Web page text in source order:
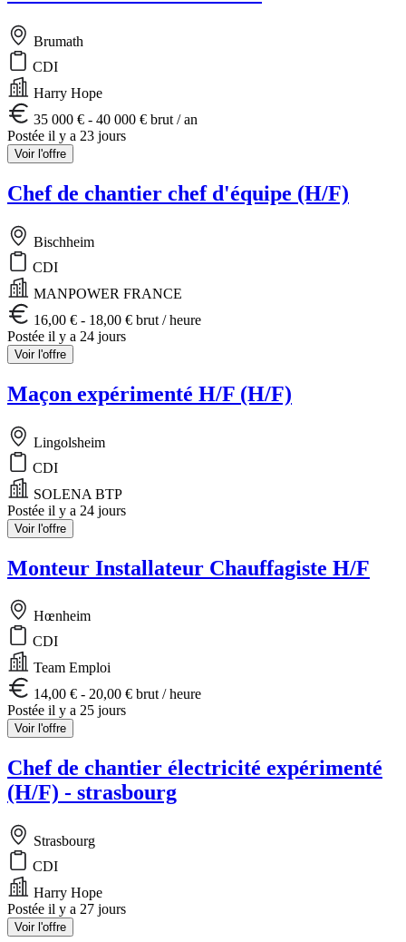
Brumath
CDI
Harry Hope
35 000 € - 40 000 € brut / an
Postée il y a 23 jours
Voir l'offre
Chef de chantier chef d'équipe (H/F)
Bischheim
CDI
MANPOWER FRANCE
16,00 € - 18,00 € brut / heure
Postée il y a 24 jours
Voir l'offre
Maçon expérimenté H/F (H/F)
Lingolsheim
CDI
SOLENA BTP
Postée il y a 24 jours
Voir l'offre
Monteur Installateur Chauffagiste H/F
Hœnheim
CDI
Team Emploi
14,00 € - 20,00 € brut / heure
Postée il y a 25 jours
Voir l'offre
Chef de chantier électricité expérimenté
(H/F) - strasbourg
Strasbourg
CDI
Harry Hope
Postée il y a 27 jours
Voir l'offre